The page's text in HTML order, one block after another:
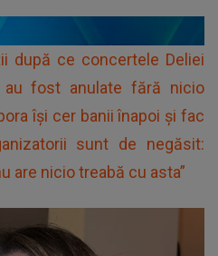
după ce concertele Deliei
au fost anulate fără nicio
își cer banii înapoi și fac
sunt de negăsit:
are nicio treabă cu asta”